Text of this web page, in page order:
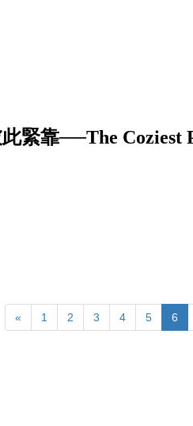
緊靠──The Coziest
« 1 2 3 4 5 6